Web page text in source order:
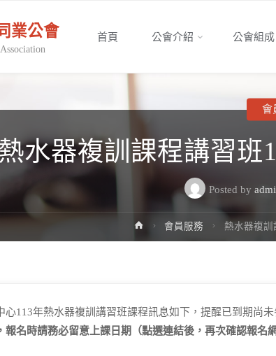
業公會 首頁 公會介紹 公會組成
水器複訓課程講習班
Posted by
會
Home會員服務 熱水器複訓
心113年熱水器複訓講習班課程訊息如下，提醒已到期尚
名時請務必留意上課日期（點選連結後，再次確認報名